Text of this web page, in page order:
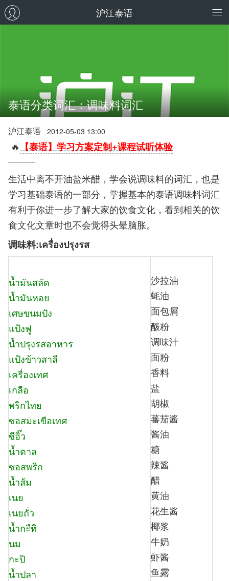
沪江泰语
泰语分类词汇：调味料词汇
沪江泰语 2012-05-03 13:00
🔥 【泰语】学习方案定制+课程试听体验
生活中离不开油盐米醋，学会说调味料的词汇，也是
学习基础泰语的一部分，掌握基本的泰语调味料词汇
有利于你进一步了解大家的饮食文化，看到相关的饮
食文化文章时也不会觉得头晕脑胀。
调味料:เครื่องปรุงรส
น้ำมันสลัด
น้ำมันหอย
เศษขนมปัง
แป้งฟู
น้ำปรุงรสอาหาร
แป้งข้าวสาลี
เครื่องเทศ
เกลือ
พริกไทย
ซอสมะเขือเทศ
ซีอิ๊ว
น้ำตาล
ซอสพริก
น้ำส้ม
เนย
เนยถั่ว
น้ำกะืทิ
นม
กะปิ
น้ำปลา
沙拉油
蚝油
面包屑
酦粉
调味汁
面粉
香料
盐
胡椒
蕃茄酱
酱油
糖
辣酱
醋
黄油
花生酱
椰浆
牛奶
虾酱
鱼露